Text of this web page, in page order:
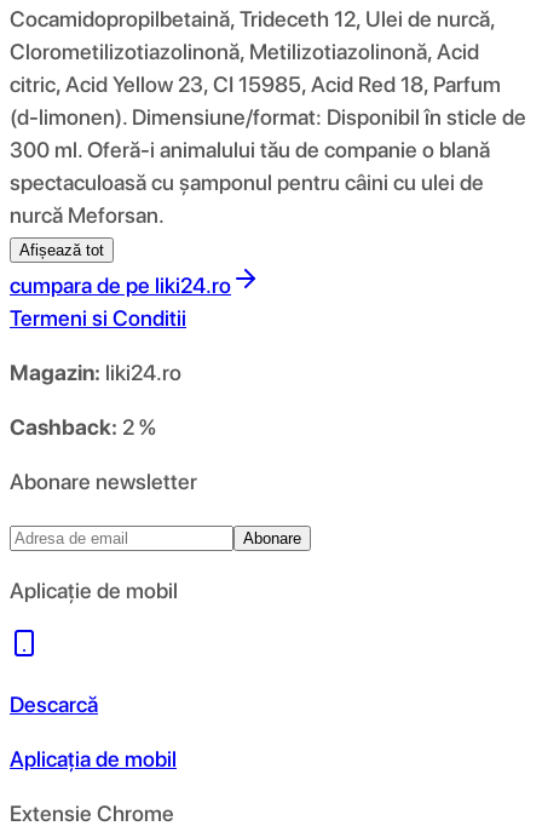
Cocamidopropilbetaină, Trideceth 12, Ulei de nurcă,
Clorometilizotiazolinonă, Metilizotiazolinonă, Acid
citric, Acid Yellow 23, CI 15985, Acid Red 18, Parfum
(d-limonen). Dimensiune/format: Disponibil în sticle de
300 ml. Oferă-i animalului tău de companie o blană
spectaculoasă cu șamponul pentru câini cu ulei de
nurcă Meforsan.
Afișează tot
cumpara de pe liki24.ro
Termeni si Conditii
Magazin: liki24.ro
Cashback: 2 %
Abonare newsletter
Abonare
Aplicație de mobil
Descarcă
Aplicația de mobil
Extensie Chrome